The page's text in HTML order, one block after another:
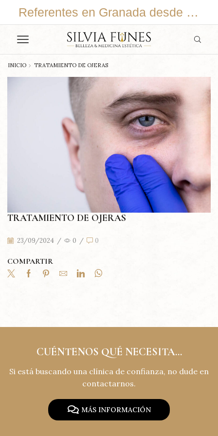
Referentes en Granada desde 2015
INICIO TRATAMIENTO DE OJERAS
TRATAMIENTO DE OJERAS
23/09/2024 / 0 / 0
COMPARTIR
CUÉNTENOS QUÉ NECESITA...
Si está buscando una clínica de confianza, no dude en
contactarnos.
MÁS INFORMACIÓN